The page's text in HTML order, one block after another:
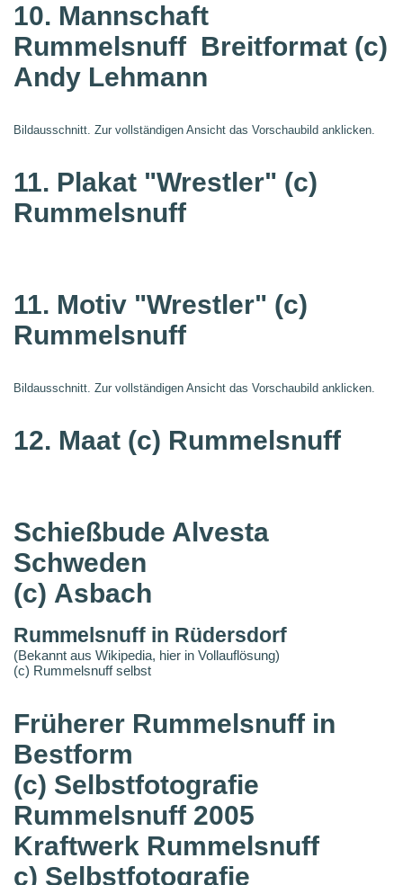
10. Mannschaft
Rummelsnuff Breitformat (c)
Andy Lehmann
Bildausschnitt. Zur vollständigen Ansicht das Vorschaubild anklicken.
11. Plakat "Wrestler" (c)
Rummelsnuff
11. Motiv "Wrestler" (c)
Rummelsnuff
Bildausschnitt. Zur vollständigen Ansicht das Vorschaubild anklicken.
12. Maat (c) Rummelsnuff
Schießbude Alvesta
Schweden
(c) Asbach
Rummelsnuff in Rüdersdorf
(Bekannt aus Wikipedia, hier in Vollauflösung)
(c) Rummelsnuff selbst
Früherer Rummelsnuff in
Bestform
(c) Selbstfotografie
Rummelsnuff 2005
Kraftwerk Rummelsnuff
c) Selbstfotografie